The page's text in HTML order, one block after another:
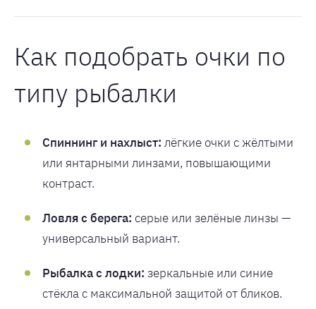
Как подобрать очки по
типу рыбалки
Спиннинг и нахлыст: лёгкие очки с жёлтыми
или янтарными линзами, повышающими
контраст.
Ловля с берега: серые или зелёные линзы —
универсальный вариант.
Рыбалка с лодки: зеркальные или синие
стёкла с максимальной защитой от бликов.